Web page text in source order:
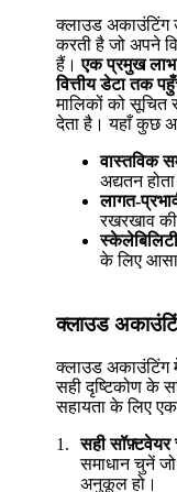
क्लाउड अकाउंटिंग
करती है जो अपने
हैं।एक प्रमुख
वित्तीय डेटा तक
मालिकों को
देता है। यहाँ कुछ
वास्तविक
अद्यतन
लागत-
रखरखाव
के लिए
क्लाउड
क्लाउड
सही दृष्टिकोण के
सहायता के लिए
सही सॉफ़्टवेयर
समाधान चुनें
अनुकूल हो।